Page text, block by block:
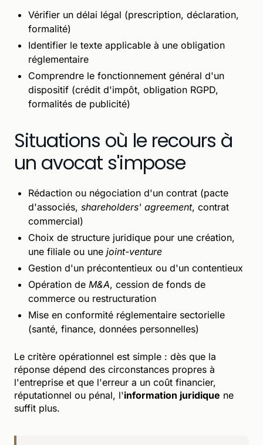
Vérifier un délai légal (prescription, déclaration,
formalité)
Identifier le texte applicable à une obligation
réglementaire
Comprendre le fonctionnement général d'un
dispositif (crédit d'impôt, obligation RGPD,
formalités de publicité)
Situations où le recours à
un avocat s'impose
Rédaction ou négociation d'un contrat (pacte
d'associés, shareholders' agreement, contrat
commercial)
Choix de structure juridique pour une création,
une filiale ou une joint-venture
Gestion d'un précontentieux ou d'un contentieux
Opération de M&A, cession de fonds de
commerce ou restructuration
Mise en conformité réglementaire sectorielle
(santé, finance, données personnelles)
Le critère opérationnel est simple : dès que la
réponse dépend des circonstances propres à
l'entreprise et que l'erreur a un coût financier,
réputationnel ou pénal, l'information juridique ne
suffit plus.